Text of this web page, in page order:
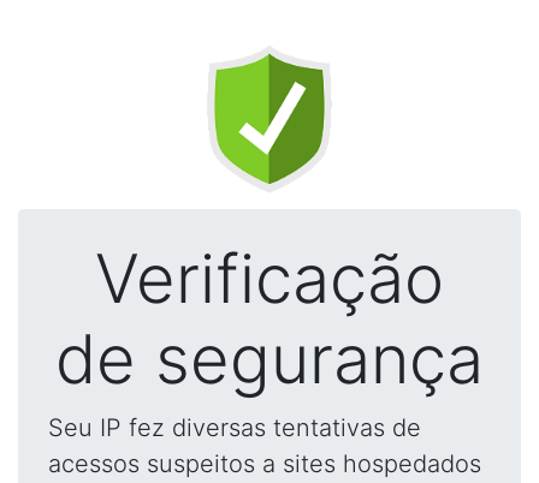
Verificação
de segurança
Seu IP fez diversas tentativas de
acessos suspeitos a sites hospedados